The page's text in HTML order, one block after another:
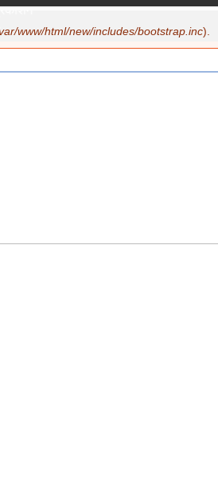
।
www/html/new/includes/bootstrap.inc).